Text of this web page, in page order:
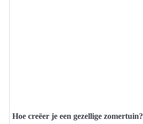
Hoe creëer je een gezellige zomertuin?